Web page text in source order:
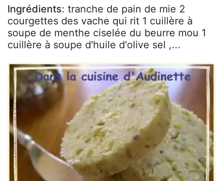
Ingrédients: tranche de pain de mie 2
courgettes des vache qui rit 1 cuillère à
soupe de menthe ciselée du beurre mou 1
cuillère à soupe d'huile d'olive sel ,...